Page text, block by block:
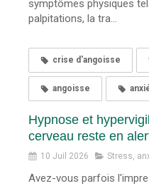
symptômes physiques
palpitations, la tra...
crise d'angoisse
angoisse
Hypnose et
cerveau reste en
10 Juil 2026 Stress,
Avez-vous parfois